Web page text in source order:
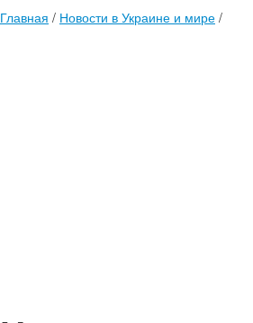
Главная / Новости в Украине и мире /